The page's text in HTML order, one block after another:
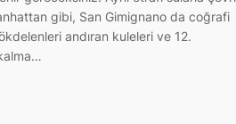
gibi, San Gimignano da coğrafi
andıran kuleleri ve 12.